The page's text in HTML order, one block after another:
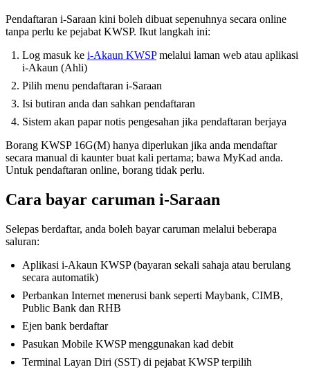
Pendaftaran i-Saraan kini boleh dibuat sepenuhnya secara online
tanpa perlu ke pejabat KWSP. Ikut langkah ini:
Log masuk ke i-Akaun KWSPmelalui laman web atau aplikasi
i-Akaun (Ahli)
Pilih menu pendaftaran i-Saraan
Isi butiran anda dan sahkan pendaftaran
Sistem akan papar notis pengesahan jika pendaftaran berjaya
Borang KWSP 16G(M) hanya diperlukan jika anda mendaftar
secara manual di kaunter buat kali pertama; bawa MyKad anda.
Untuk pendaftaran online, borang tidak perlu.
Cara bayar caruman i-Saraan
Selepas berdaftar, anda boleh bayar caruman melalui beberapa
saluran:
Aplikasi i-Akaun KWSP (bayaran sekali sahaja atau berulang
secara automatik)
Perbankan Internet menerusi bank seperti Maybank, CIMB,
Public Bank dan RHB
Ejen bank berdaftar
Pasukan Mobile KWSP menggunakan kad debit
Terminal Layan Diri (SST) di pejabat KWSP terpilih